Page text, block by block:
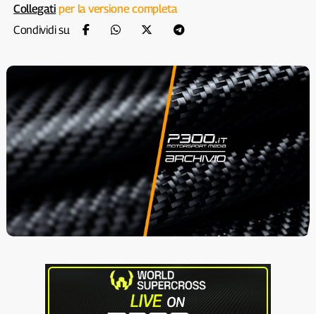
Collegati per la versione completa
Condividi su